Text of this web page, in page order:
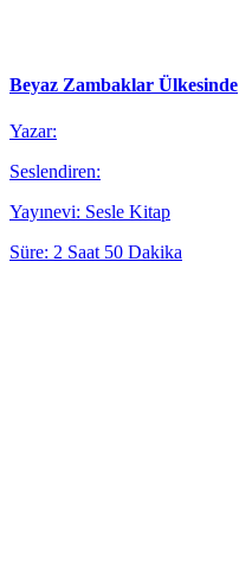
Beyaz Zambaklar Ülkesinde
Yazar:
Seslendiren:
Yayınevi: Sesle Kitap
Süre: 2 Saat 50 Dakika